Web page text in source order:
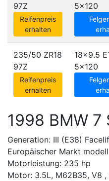
97Z
Reifenpreis
erhalten
5x120
235/50 ZR18
97Z
Reifenpreis
erhalten
18x9.5
5x120
1998 BMW 7
Generation: III (E38)
Europäischer Markt modell
Motorleistung: 235 hp
Motor: 3.5L, M62B35, V8 ,